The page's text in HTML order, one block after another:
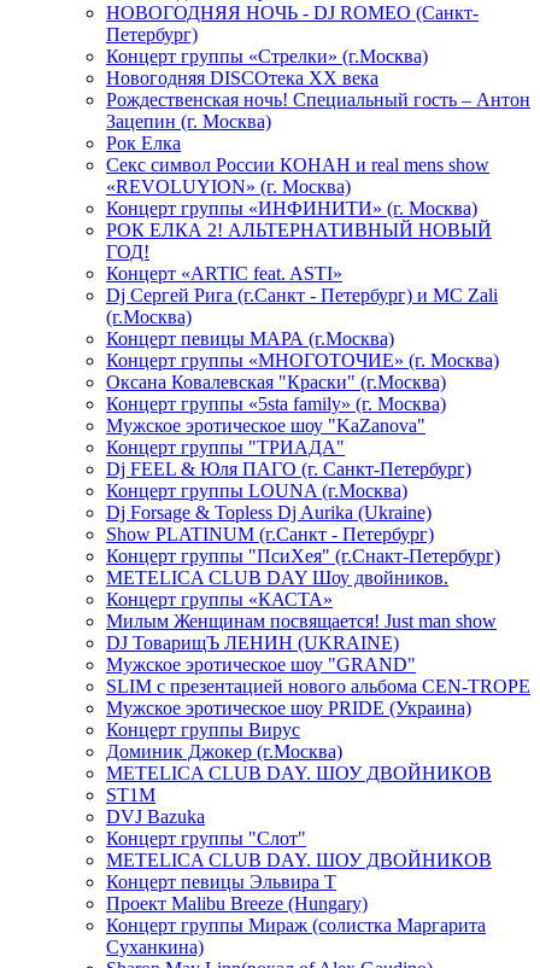
НОВОГОДНЯЯ НОЧЬ - DJ ROMEO (Санкт-
Петербург)
Концерт группы «Стрелки» (г.Москва)
Новогодняя DISCOтека ХХ века
Рождественская ночь! Специальный гость – Антон
Зацепин (г. Москва)
Рок Елка
Секс символ России КОНАН и real mens show
«REVOLUYION» (г. Москва)
Концерт группы «ИНФИНИТИ» (г. Москва)
РОК ЕЛКА 2! АЛЬТЕРНАТИВНЫЙ НОВЫЙ
ГОД!
Концерт «ARTIC feat. ASTI»
Dj Сергей Рига (г.Санкт - Петербург) и MC Zali
(г.Москва)
Концерт певицы МАРА (г.Москва)
Концерт группы «МНОГОТОЧИЕ» (г. Москва)
Оксана Ковалевская "Краски" (г.Москва)
Концерт группы «5sta family» (г. Москва)
Мужское эротическое шоу "KaZanova"
Концерт группы "ТРИАДА"
Dj FEEL & Юля ПАГО (г. Санкт-Петербург)
Концерт группы LOUNA (г.Москва)
Dj Forsage & Topless Dj Aurika (Ukraine)
Show PLATINUM (г.Санкт - Петербург)
Концерт группы "ПсиХея" (г.Снакт-Петербург)
METELICA CLUB DAY Шоу двойников.
Концерт группы «КАСТА»
Милым Женщинам посвящается! Just man show
DJ ТоварищЪ ЛЕНИН (UKRAINE)
Мужское эротическое шоу "GRAND"
SLIM с презентацией нового альбома CEN-TROPE
Мужское эротическое шоу PRIDE (Украина)
Концерт группы Вирус
Доминик Джокер (г.Москва)
METELICA CLUB DAY. ШОУ ДВОЙНИКОВ
ST1M
DVJ Bazuka
Концерт группы "Слот"
METELICA CLUB DAY. ШОУ ДВОЙНИКОВ
Концерт певицы Эльвира Т
Проект Malibu Breeze (Hungary)
Концерт группы Мираж (солистка Маргарита
Суханкина)